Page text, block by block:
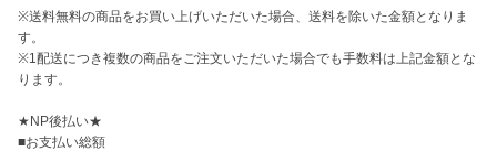
※送料無料の商品をお買い上げいただいた場合、送料を除いた金額となりま
す。
※1配送につき複数の商品をご注文いただいた場合でも手数料は上記金額とな
ります。
★NP後払い★
■お支払い総額